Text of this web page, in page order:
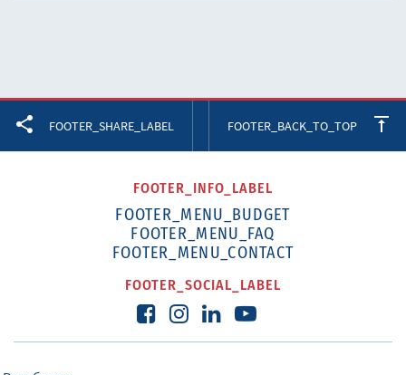
FOOTER_SHARE_LABEL FOOTER_BACK_TO_TOP
FOOTER_INFO_LABEL
FOOTER_MENU_BUDGET
FOOTER_MENU_FAQ
FOOTER_MENU_CONTACT
FOOTER_SOCIAL_LABEL